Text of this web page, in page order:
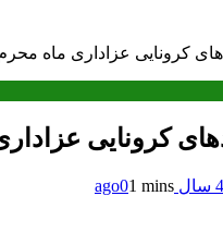
کرونایی عزاداری ماه
کرونایی
4 سال ago 01 mins